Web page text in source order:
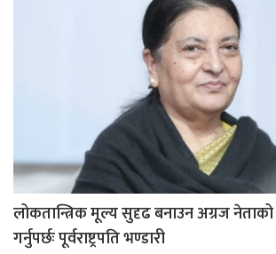
लोकतान्त्रिक मूल्य सुदृढ बनाउन अग्रज
गर्नुपर्छः पूर्वराष्ट्रपति भण्डारी